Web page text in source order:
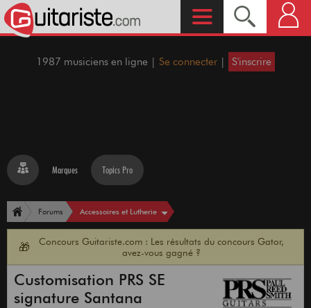
1987 musiciens en ligne | Se connecter | S'inscrire
Marques Topics Pro
Forums Accessoires et Lutherie
🎁
Concours Guitariste.com : Les résultats du concours Gator,
avez-vous gagné ?
Customisation PRS SE
signature Santana